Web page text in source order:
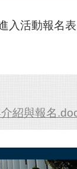
入活動報名
紹與報名